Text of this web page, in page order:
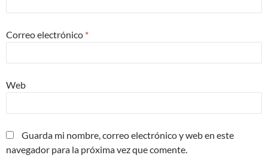
Correo electrónico *
Web
Guarda mi nombre, correo electrónico y web en este
navegador para la próxima vez que comente.